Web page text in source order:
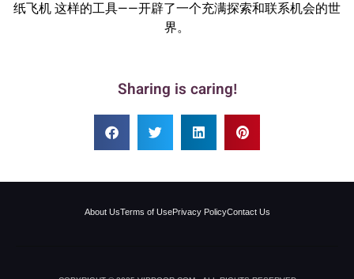
纸飞机 这样的工具——开辟了一个充满探索和联系机会的世
界。
Sharing is caring!
About UsTerms of UsePrivacy PolicyContact Us